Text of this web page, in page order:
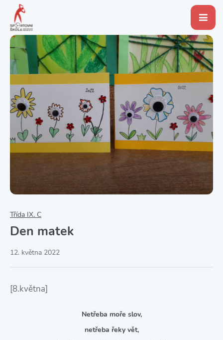
Třída IX. C
Den matek
12. května 2022
[8.května]
Netřeba moře slov,
netřeba řeky vět,